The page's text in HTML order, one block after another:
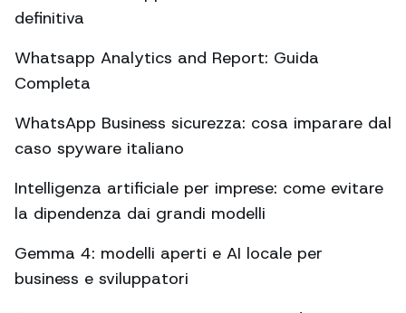
definitiva
Whatsapp Analytics and Report: Guida
Completa
WhatsApp Business sicurezza: cosa imparare dal
caso spyware italiano
Intelligenza artificiale per imprese: come evitare
la dipendenza dai grandi modelli
Gemma 4: modelli aperti e AI locale per
business e sviluppatori